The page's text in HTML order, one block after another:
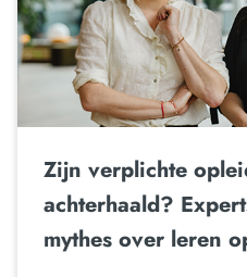
Zijn verplichte
achterhaald?
mythes over leren